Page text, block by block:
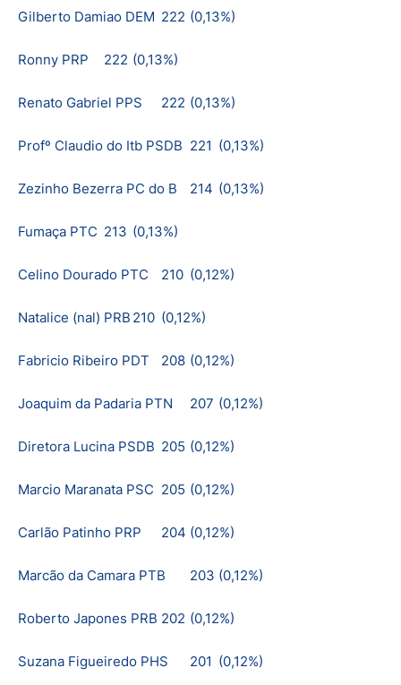
Gilberto Damiao DEM 222 (0,13%)
Ronny PRP 222 (0,13%)
Renato Gabriel PPS 222 (0,13%)
Profº Claudio do Itb PSDB 221 (0,13%)
Zezinho Bezerra PC do B 214 (0,13%)
Fumaça PTC 213 (0,13%)
Celino Dourado PTC 210 (0,12%)
Natalice (nal) PRB 210 (0,12%)
Fabricio Ribeiro PDT 208 (0,12%)
Joaquim da Padaria PTN 207 (0,12%)
Diretora Lucina PSDB 205 (0,12%)
Marcio Maranata PSC 205 (0,12%)
Carlão Patinho PRP 204 (0,12%)
Marcão da Camara PTB 203 (0,12%)
Roberto Japones PRB 202 (0,12%)
Suzana Figueiredo PHS 201 (0,12%)